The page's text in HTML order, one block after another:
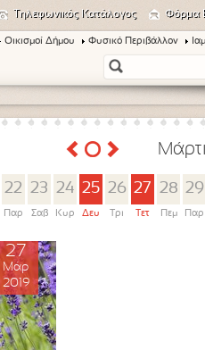
Τηλεφωνικός Κατάλογος Φόρμα
Οικισμοί Δήμου Φυσικό Περιβάλλον
22
Παρ
23
Σαβ
24
Κυρ
25
Δευ
26
Τρι
27
Τετ
28
Πεμ
29
Παρ
27
Μάρ
2019